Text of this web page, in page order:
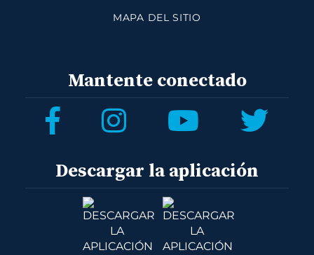
MAPA DEL SITIO
Mantente conectado
Descargar la aplicación